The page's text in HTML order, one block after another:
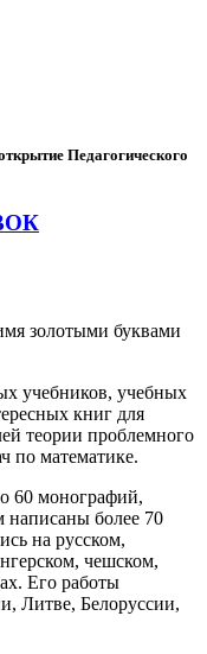
Педагогического
золотыми буквами
учебников, учебных
книг для
теории проблемного
по математике.
60 монографий,
написаны более 70
на русском,
чешском,
Его работы
Литве, Белоруссии,